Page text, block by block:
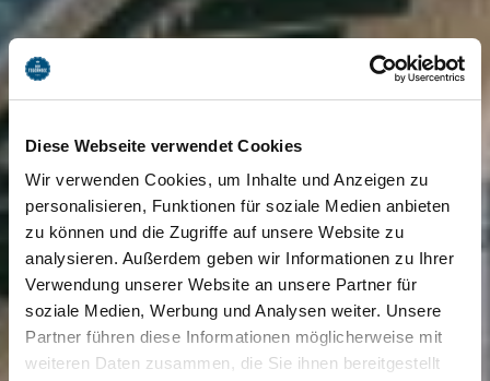
Diese Webseite verwendet Cookies
Wir verwenden Cookies, um Inhalte und Anzeigen zu
personalisieren, Funktionen für soziale Medien anbieten
zu können und die Zugriffe auf unsere Website zu
analysieren. Außerdem geben wir Informationen zu Ihrer
Verwendung unserer Website an unsere Partner für
soziale Medien, Werbung und Analysen weiter. Unsere
Partner führen diese Informationen möglicherweise mit
weiteren Daten zusammen, die Sie ihnen bereitgestellt